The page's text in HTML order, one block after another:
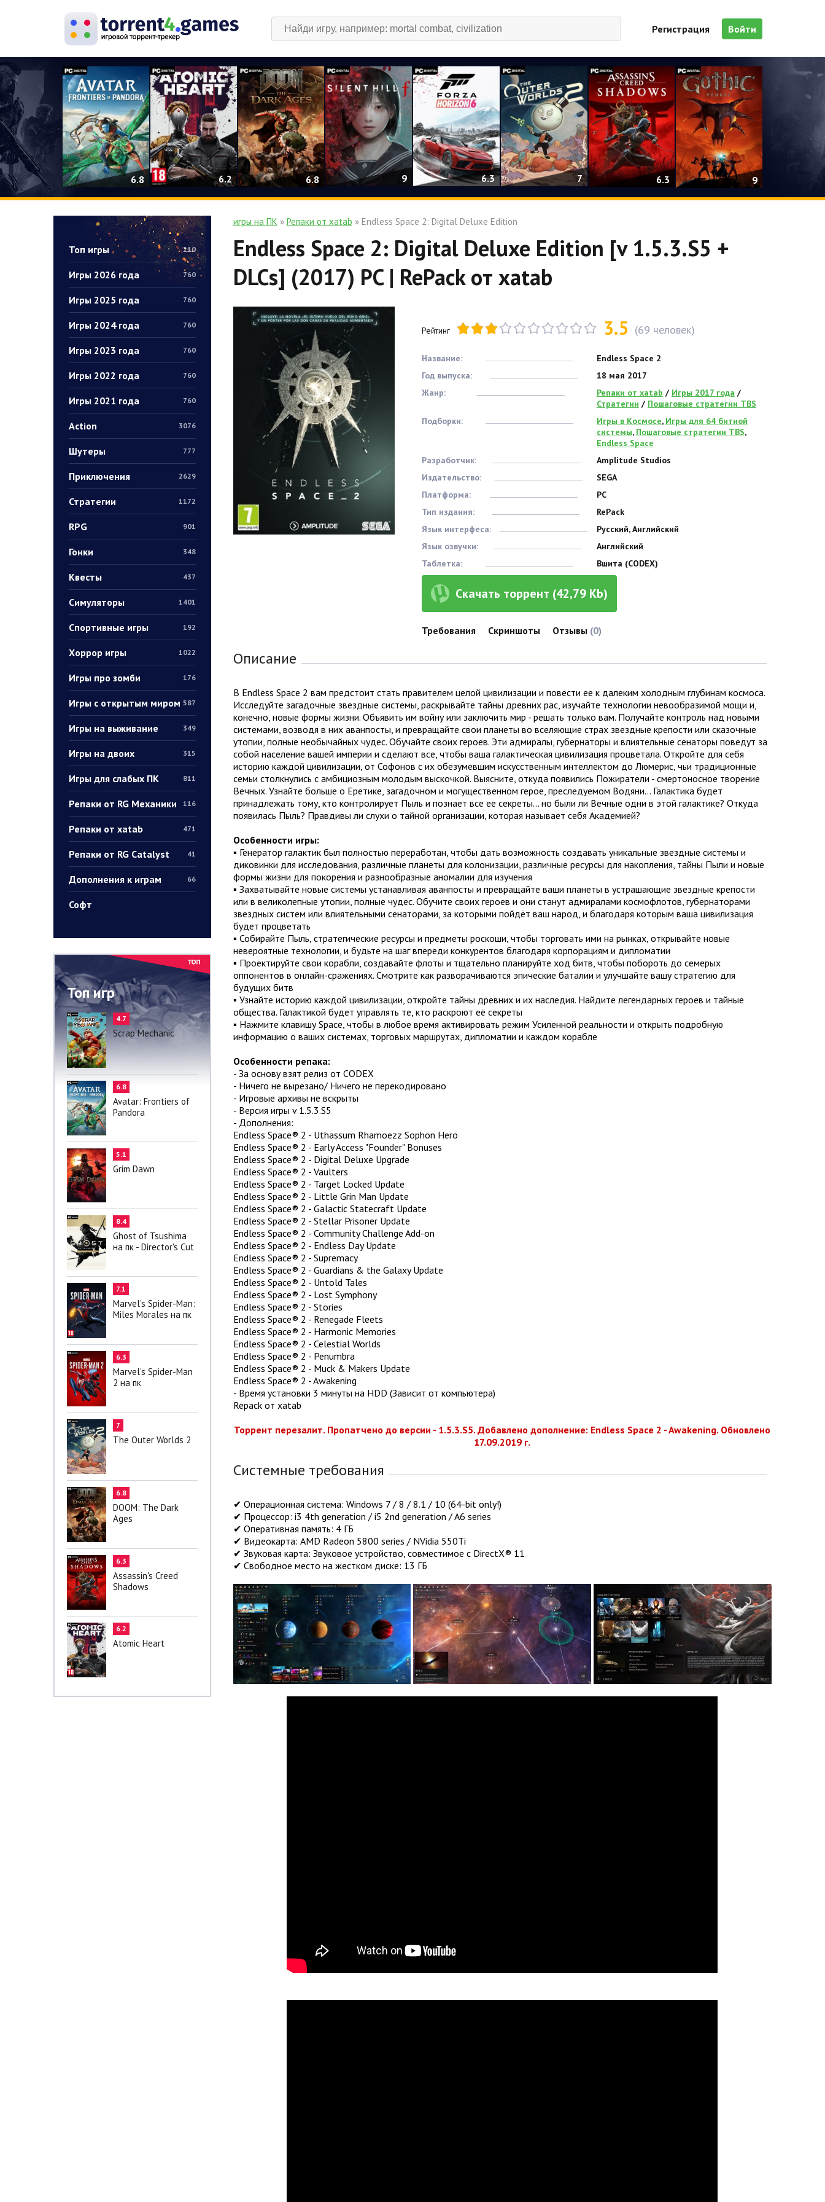
Регистрация Войти
6.8 6.2 6.8 9 6.3 7 6.3 9
Топ игры 210
Игры 2026 года 760
Игры 2025 года 760
Игры 2024 года 760
Игры 2023 года 760
Игры 2022 года 760
Игры 2021 года 760
Action 3076
Шутеры 777
Приключения 2629
Стратегии 1172
RPG 901
Гонки 348
Квесты 437
Симуляторы 1401
Спортивные игры 192
Хоррор игры 1022
Игры про зомби 176
Игры с открытым миром 587
Игры на выживание 349
Игры на двоих 315
Игры для слабых ПК 811
Репаки от RG Механики 116
Репаки от xatab 471
Репаки от RG Catalyst 41
Дополнения к играм 66
Софт
Топ игр
4.7
Scrap Mechanic
6.8
Avatar: Frontiers of
Pandora
5.1
Grim Dawn
8.4
Ghost of Tsushima
на пк - Director's Cut
7.1
Marvel’s Spider-Man:
Miles Morales на пк
6.3
Marvel’s Spider-Man
2 на пк
7
The Outer Worlds 2
6.8
DOOM: The Dark
Ages
6.3
Assassin's Creed
Shadows
6.2
Atomic Heart
игры на ПК » Репаки от xatab » Endless Space 2: Digital Deluxe Edition
Endless Space 2: Digital Deluxe Edition [v 1.5.3.S5 +
DLCs] (2017) PC | RePack от xatab
Рейтинг 3.5 (69 человек)
Название:
Endless Space 2
Год выпуска:
18 мая 2017
Жанр:
Репаки от xatab / Игры 2017 года /
Стратегии / Пошаговые стратегии TBS
Подборки:
Игры в Космосе, Игры для 64 битной
системы, Пошаговые стратегии TBS,
Endless Space
Разработчик:
Amplitude Studios
Издательство:
SEGA
Платформа:
PC
Тип издания:
RePack
Язык интерфеса:
Русский, Английский
Язык озвучки:
Английский
Таблетка:
Вшита (CODEX)
Скачать торрент (42,79 Kb)
Требования Скриншоты Отзывы (0)
Описание
В Endless Space 2 вам предстоит стать правителем целой цивилизации и повести ее к далеким холодным глубинам космоса.
Исследуйте загадочные звездные системы, раскрывайте тайны древних рас, изучайте технологии невообразимой мощи и,
конечно, новые формы жизни. Объявить им войну или заключить мир - решать только вам. Получайте контроль над новыми
системами, возводя в них аванпосты, и превращайте свои планеты во вселяющие страх звездные крепости или сказочные
утопии, полные необычайных чудес. Обучайте своих героев. Эти адмиралы, губернаторы и влиятельные сенаторы поведут за
собой население вашей империи и сделают все, чтобы ваша галактическая цивилизация процветала. Откройте для себя
историю каждой цивилизации, от Софонов с их обезумевшим искусственным интеллектом до Люмерис, чьи традиционные
семьи столкнулись с амбициозным молодым выскочкой. Выясните, откуда появились Пожиратели - смертоносное творение
Вечных. Узнайте больше о Еретике, загадочном и могущественном герое, преследуемом Водяни... Галактика будет
принадлежать тому, кто контролирует Пыль и познает все ее секреты... но были ли Вечные одни в этой галактике? Откуда
появилась Пыль? Правдивы ли слухи о тайной организации, которая называет себя Академией?
Особенности игры:
▪ Генератор галактик был полностью переработан, чтобы дать возможность создавать уникальные звездные системы и
диковинки для исследования, различные планеты для колонизации, различные ресурсы для накопления, тайны Пыли и новые
формы жизни для покорения и разнообразные аномалии для изучения
▪ Захватывайте новые системы устанавливая аванпосты и превращайте ваши планеты в устрашающие звездные крепости
или в великолепные утопии, полные чудес. Обучите своих героев и они станут адмиралами космофлотов, губернаторами
звездных систем или влиятельными сенаторами, за которыми пойдёт ваш народ, и благодаря которым ваша цивилизация
будет процветать
▪ Собирайте Пыль, стратегические ресурсы и предметы роскоши, чтобы торговать ими на рынках, открывайте новые
невероятные технологии, и будьте на шаг впереди конкурентов благодаря корпорациям и дипломатии
▪ Проектируйте свои корабли, создавайте флоты и тщательно планируйте ход битв, чтобы побороть до семерых
оппонентов в онлайн-сражениях. Смотрите как разворачиваются эпические баталии и улучшайте вашу стратегию для
будущих битв
▪ Узнайте историю каждой цивилизации, откройте тайны древних и их наследия. Найдите легендарных героев и тайные
общества. Галактикой будет управлять те, кто раскроют её секреты
▪ Нажмите клавишу Space, чтобы в любое время активировать режим Усиленной реальности и открыть подробную
информацию о ваших системах, торговых маршрутах, дипломатии и каждом корабле
Особенности репака:
- За основу взят релиз от CODEX
- Ничего не вырезано/ Ничего не перекодировано
- Игровые архивы не вскрыты
- Версия игры v 1.5.3.S5
- Дополнения:
Endless Space® 2 - Uthassum Rhamoezz Sophon Hero
Endless Space® 2 - Early Access "Founder" Bonuses
Endless Space® 2 - Digital Deluxe Upgrade
Endless Space® 2 - Vaulters
Endless Space® 2 - Target Locked Update
Endless Space® 2 - Little Grin Man Update
Endless Space® 2 - Galactic Statecraft Update
Endless Space® 2 - Stellar Prisoner Update
Endless Space® 2 - Community Challenge Add-on
Endless Space® 2 - Endless Day Update
Endless Space® 2 - Supremacy
Endless Space® 2 - Guardians & the Galaxy Update
Endless Space® 2 - Untold Tales
Endless Space® 2 - Lost Symphony
Endless Space® 2 - Stories
Endless Space® 2 - Renegade Fleets
Endless Space® 2 - Harmonic Memories
Endless Space® 2 - Celestial Worlds
Endless Space® 2 - Penumbra
Endless Space® 2 - Muck & Makers Update
Endless Space® 2 - Awakening
- Время установки 3 минуты на HDD (Зависит от компьютера)
Repack от xatab
Торрент перезалит. Пропатчено до версии - 1.5.3.S5. Добавлено дополнение: Endless Space 2 - Awakening. Обновлено
17.09.2019 г.
Системные требования
✔ Операционная система: Windows 7 / 8 / 8.1 / 10 (64-bit only!)
✔ Процессор: i3 4th generation / i5 2nd generation / A6 series
✔ Оперативная память: 4 ГБ
✔ Видеокарта: AMD Radeon 5800 series / NVidia 550Ti
✔ Звуковая карта: Звуковое устройство, совместимое с DirectX® 11
✔ Свободное место на жестком диске: 13 ГБ